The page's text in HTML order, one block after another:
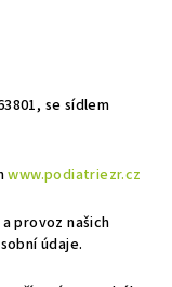
se sídlem
www.podiatriezr.cz
a provoz našich
údaje.